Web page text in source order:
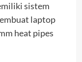
sistem
laptop
heat pipes